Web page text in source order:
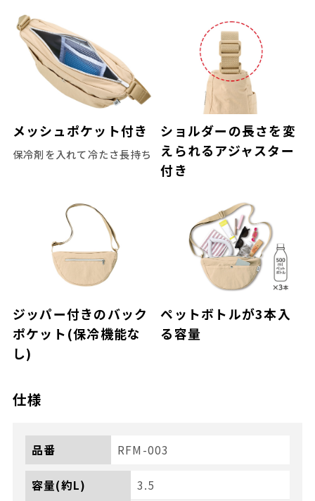
メッシュポケット付き
保冷剤を入れて冷たさ長持ち
ショルダーの長さを変
えられるアジャスター
付き
ジッパー付きのバック
ポケット(保冷機能な
し)
ペットボトルが3本入
る容量
仕様
品番 RFM-003
容量(約L)
3.5